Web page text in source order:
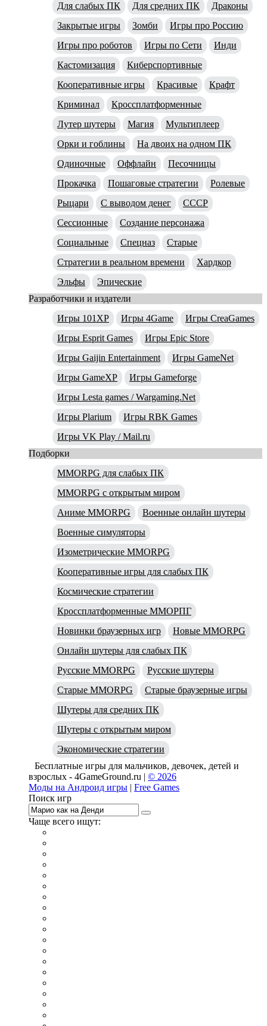
Для слабых ПК
Для средних ПК
Драконы
Закрытые игры
Зомби
Игры про Россию
Игры про роботов
Игры по Сети
Инди
Кастомизация
Киберспортивные
Кооперативные игры
Красивые
Крафт
Криминал
Кроссплатформенные
Лутер шутеры
Магия
Мультиплеер
Орки и гоблины
На двоих на одном ПК
Одиночные
Оффлайн
Песочницы
Прокачка
Пошаговые стратегии
Ролевые
Рыцари
С выводом денег
СССР
Сессионные
Создание персонажа
Социальные
Спецназ
Старые
Стратегии в реальном времени
Хардкор
Эльфы
Эпические
Разработчики и издатели
Игры 101XP
Игры 4Game
Игры CreaGames
Игры Esprit Games
Игры Epic Store
Игры Gaijin Entertainment
Игры GameNet
Игры GameXP
Игры Gameforge
Игры Lesta games / Wargaming.Net
Игры Plarium
Игры RBK Games
Игры VK Play / Mail.ru
Подборки
MMORPG для слабых ПК
MMORPG с открытым миром
Аниме MMORPG
Военные онлайн шутеры
Военные симуляторы
Изометрические MMORPG
Кооперативные игры для слабых ПК
Космические стратегии
Кроссплатформенные ММОРПГ
Новинки браузерных игр
Новые MMORPG
Онлайн шутеры для слабых ПК
Русские MMORPG
Русские шутеры
Старые MMORPG
Старые браузерные игры
Шутеры для средних ПК
Шутеры с открытым миром
Экономические стратегии
Бесплатные игры для мальчиков, девочек, детей и
взрослых - 4GameGround.ru | © 2026
Моды на Андроид игры | Free Games
Поиск игр
Чаще всего ищут: